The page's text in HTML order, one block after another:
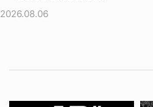
2026.08.06